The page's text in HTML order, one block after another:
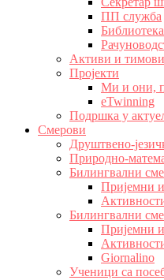
ПП служба
Библиотека
Активи и тимови
Пројекти
Ми и они,
eTwinning
Подршка у
Смерови
Друштвено-
Природно-
Билингвални
Пријемни
Билингвални
Пријемни
Giornalino
Ученици са